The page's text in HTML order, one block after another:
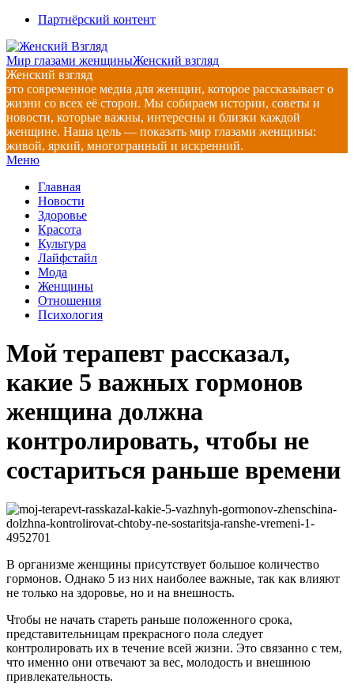
Перейти
содержимому
Партнёрский контент
Мир глазами женщиныЖенский взгляд
Женский взгляд
это современное медиа для женщин, которое рассказывает о
жизни со всех её сторон. Мы собираем истории, советы и
новости, которые важны, интересны и близки каждой
женщине. Наша цель — показать мир глазами женщины:
живой, яркий, многогранный и искренний.
Главное
меню
Меню
Главная
Новости
Здоровье
Красота
Культура
Лайфстайл
Мода
Женщины
Отношения
Психология
Мой терапевт рассказал,
какие 5 важных гормонов
женщина должна
контролировать, чтобы не
состариться раньше времени
В организме женщины присутствует большое количество
гормонов. Однако 5 из них наиболее важные, так как влияют
не только на здоровье, но и на внешность.
Чтобы не начать стареть раньше положенного срока,
представительницам прекрасного пола следует
контролировать их в течение всей жизни. Это связанно с тем,
что именно они отвечают за вес, молодость и внешнюю
привлекательность.